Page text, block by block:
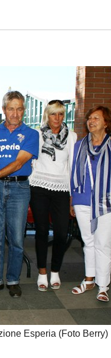
Esperia (Foto Berry)